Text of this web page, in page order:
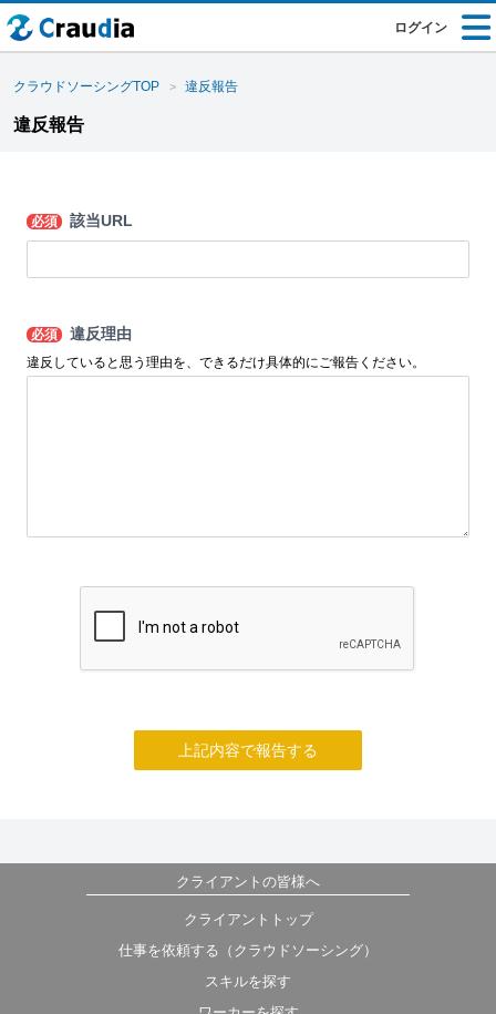
ログイン
クラウドソーシングTOP 違反報告
違反報告
必須 該当URL
必須 違反理由
違反していると思う理由を、できるだけ具体的にご報告ください。
上記内容で報告する
クライアントの皆様へ
クライアントトップ
仕事を依頼する（クラウドソーシング）
スキルを探す